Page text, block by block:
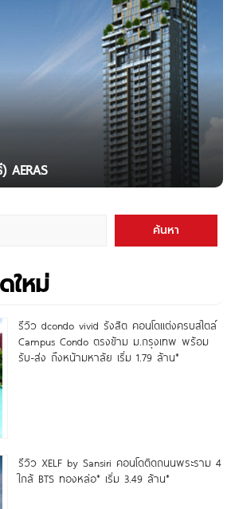
AERAS
ค้นหา
ใหม่
รีวิว dcondo vivid รังสิต คอนโดแต่งครบสไตล์
Campus Condo ตรงข้าม ม.กรุงเทพ พร้อม
รับ-ส่ง ถึงหน้ามหาลัย เริ่ม 1.79 ล้าน*
รีวิว XELF by Sansiri คอนโดติดถนนพระราม 4
ใกล้ BTS ทองหล่อ* เริ่ม 3.49 ล้าน*